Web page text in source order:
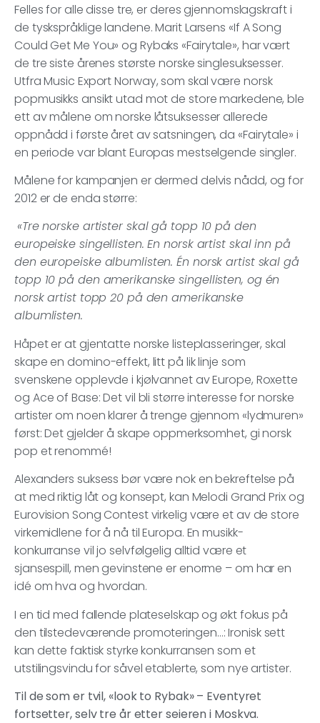
Felles for alle disse tre, er deres gjennomslagskraft i
de tyskspråklige landene. Marit Larsens «If A Song
Could Get Me You» og Rybaks «Fairytale», har vært
de tre siste årenes største norske singlesuksesser.
UtfraMusic Export Norway, som skal være norsk
popmusikks ansikt utad mot de store markedene, ble
ett av målene om norske låtsuksesser allerede
oppnådd i første året av satsningen, da «Fairytale» i
en periode var blant Europas mestselgende singler.
Målene for kampanjen er dermed delvis nådd, og for
2012 er de enda større:
«Tre norske artister skal gå topp 10 på den
europeiske singellisten. En norsk artist skal inn på
den europeiske albumlisten. Én norsk artist skal gå
topp 10 på den amerikanske singellisten, og én
norsk artist topp 20 på den amerikanske
albumlisten.
Håpet er at gjentatte norske listeplasseringer, skal
skape en domino-effekt, litt på lik linje som
svenskene opplevde i kjølvannet av Europe, Roxette
og Ace of Base: Det vil bli større interesse for norske
artister om noen klarer å trenge gjennom «lydmuren»
først: Det gjelder å skape oppmerksomhet, gi norsk
pop et renommé!
Alexanders suksess bør være nok en bekreftelse på
at med riktig låt og konsept, kan Melodi Grand Prix og
Eurovision Song Contest virkelig være et av de store
virkemidlene for å nå til Europa. En musikk-
konkurranse vil jo selvfølgelig alltid være et
sjansespill, men gevinstene er enorme – om har en
idé om hva og hvordan.
I en tid med fallende plateselskap og økt fokus på
den tilstedeværende promoteringen…: Ironisk sett
kan dette faktisk styrke konkurransen som et
utstilingsvindu for såvel etablerte, som nye artister.
Til de som er tvil, «look to Rybak» – Eventyret
fortsetter, selv tre år etter seieren i Moskva.